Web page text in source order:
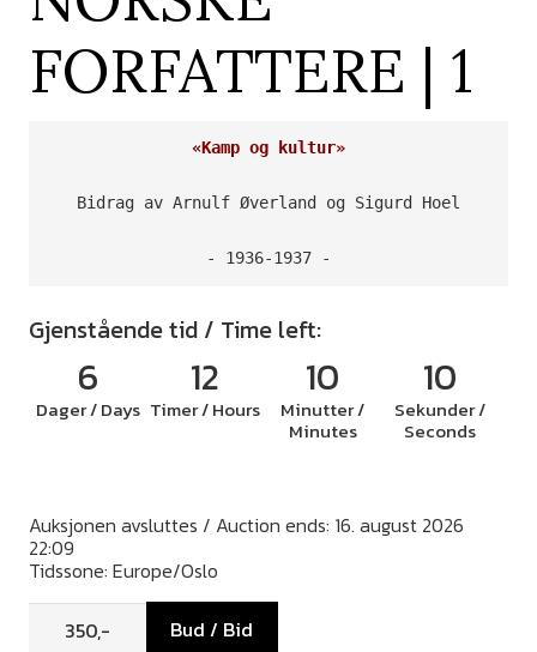
FORFATTERE | 1
«Kamp og kultur»
Bidrag av Arnulf Øverland og Sigurd Hoel
- 1936-1937 -
Gjenstående tid / Time left:
6
Dager / Days
12
Timer / Hours
10
Minutter /
Minutes
9
Sekunder /
Seconds
Auksjonen avsluttes / Auction ends: 16. august 2026
22:09
Tidssone: Europe/Oslo
Bud / Bid